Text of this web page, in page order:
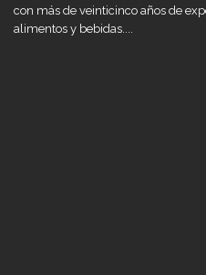
con más de veinticinco años de
alimentos y bebidas....